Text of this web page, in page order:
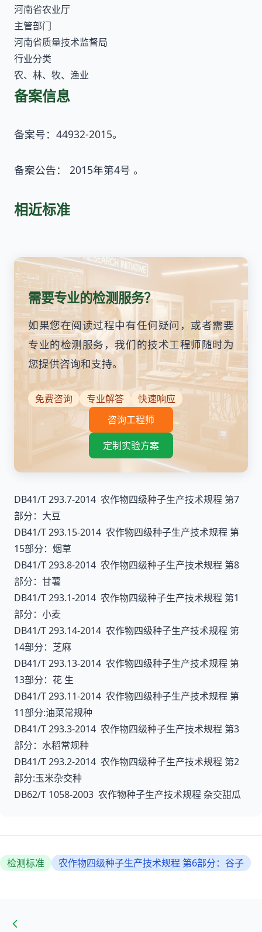
河南省农业厅
主管部门
河南省质量技术监督局
行业分类
农、林、牧、渔业
备案信息
备案号：44932-2015。
备案公告： 2015年第4号 。
相近标准
需要专业的检测服务？
如果您在阅读过程中有任何疑问，或者需要
专业的检测服务，我们的技术工程师随时为
您提供咨询和支持。
免费咨询 专业解答
快速响应
咨询工程师
定制实验方案
DB41/T 293.7-2014 农作物四级种子生产技术规程 第7
部分：大豆
DB41/T 293.15-2014 农作物四级种子生产技术规程 第
15部分：烟草
DB41/T 293.8-2014 农作物四级种子生产技术规程 第8
部分：甘薯
DB41/T 293.1-2014 农作物四级种子生产技术规程 第1
部分：小麦
DB41/T 293.14-2014 农作物四级种子生产技术规程 第
14部分：芝麻
DB41/T 293.13-2014 农作物四级种子生产技术规程 第
13部分：花 生
DB41/T 293.11-2014 农作物四级种子生产技术规程 第
11部分:油菜常规种
DB41/T 293.3-2014 农作物四级种子生产技术规程 第3
部分：水稻常规种
DB41/T 293.2-2014 农作物四级种子生产技术规程 第2
部分:玉米杂交种
DB62/T 1058-2003 农作物种子生产技术规程 杂交甜瓜
检测标准 农作物四级种子生产技术规程 第6部分：谷子